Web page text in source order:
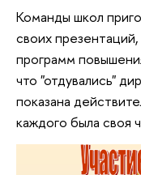
Команды школ
своих
программ
что "отдувались"
показана
каждого была своя